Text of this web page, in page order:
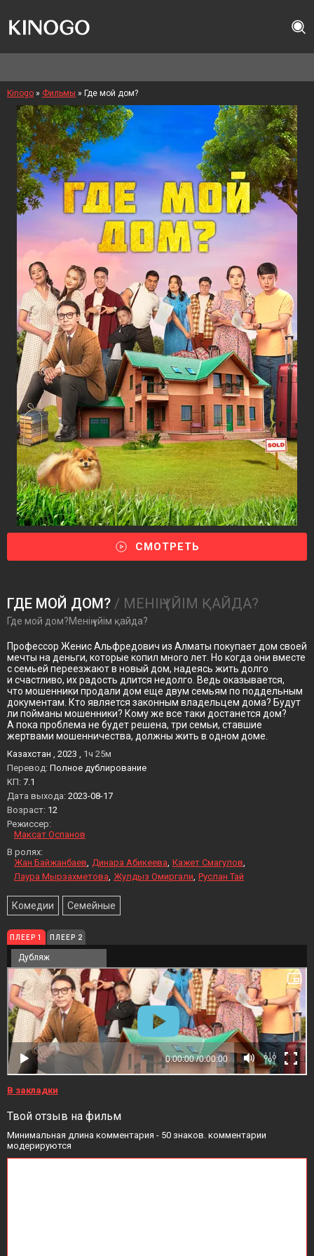
Kinogo » Фильмы » Где мой дом?
СМОТРЕТЬ
ГДЕ МОЙ ДОМ? / МЕНІҢ ҮЙІМ ҚАЙДА?
Где мой дом?Менің үйім қайда?
Профессор Женис Альфредович из Алматы покупает дом своей
мечты на деньги, которые копил много лет. Но когда они вместе
с семьей переезжают в новый дом, надеясь жить долго
и счастливо, их радость длится недолго. Ведь оказывается,
что мошенники продали дом еще двум семьям по поддельным
документам. Кто является законным владельцем дома? Будут
ли пойманы мошенники? Кому же все таки достанется дом?
А пока проблема не будет решена, три семьи, ставшие
жертвами мошенничества, должны жить в одном доме.
Казахстан , 2023 , 1ч 25м
Перевод: Полное дублирование
KП: 7.1
Дата выхода: 2023-08-17
Возраст: 12
Режиссер:
Максат Оспанов
В ролях:
Жан Байжанбаев Динара Абикеева Кажет Смагулов
Лаура Мырзахметова Жулдыз Омиргали Руслан Тай
Комедии Семейные
ПЛЕЕР 1 ПЛЕЕР 2
Дубляж
В закладки
Твой отзыв на фильм
Минимальная длина комментария - 50 знаков. комментарии
модерируются